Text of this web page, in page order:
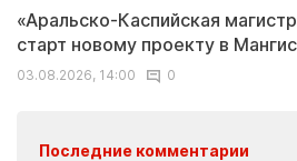
«Аральско-Каспийская
старт новому проекту в
03.08.2026, 14:00
0
Последние комментарии